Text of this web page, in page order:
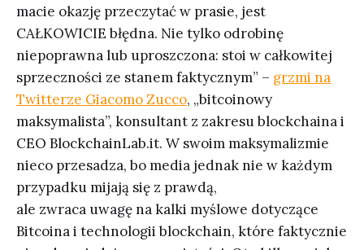
macie okazję przeczytać w prasie, jest
CAŁKOWICIE błędna. Nie tylko odrobinę
niepoprawna lub uproszczona: stoi w całkowitej
sprzeczności ze stanem faktycznym” – grzmi na
Twitterze Giacomo Zucco, „bitcoinowy
maksymalista”, konsultant z zakresu blockchaina i
CEO BlockchainLab.it. W swoim maksymalizmie
nieco przesadza, bo media jednak nie w każdym
przypadku mijają się z prawdą,
ale zwraca uwagę na kalki myślowe dotyczące
Bitcoina i technologii blockchain, które faktycznie